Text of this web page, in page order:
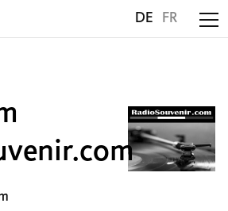
DE FR